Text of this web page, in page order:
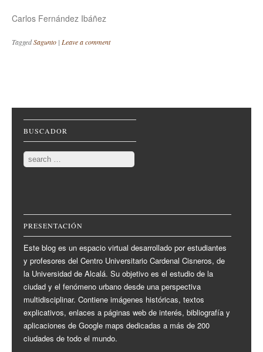
Carlos Fernández Ibáñez
TaggedSagunto | Leave a comment
Post navigation
BUSCADOR
Search
PRESENTACIÓN
Este blog es un espacio virtual desarrollado por estudiantes
y profesores del Centro Universitario Cardenal Cisneros, de
la Universidad de Alcalá. Su objetivo es el estudio de la
ciudad y el fenómeno urbano desde una perspectiva
multidisciplinar. Contiene imágenes históricas, textos
explicativos, enlaces a páginas web de interés, bibliografía y
aplicaciones de Google maps dedicadas a más de 200
ciudades de todo el mundo.